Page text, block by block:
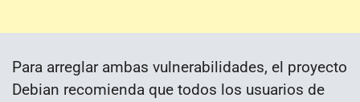
Para arreglar ambas vulnerabilidades, el proyecto
Debian recomienda que todos los usuarios de